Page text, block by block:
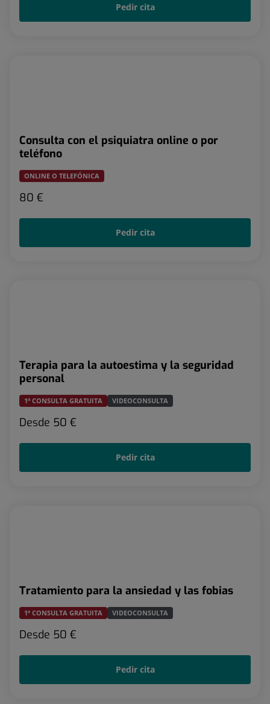
Pedir cita
Consulta con el psiquiatra online o por
teléfono
ONLINE O TELEFÓNICA
80 €
Pedir cita
Terapia para la autoestima y la seguridad
personal
1ª CONSULTA GRATUITA VIDEOCONSULTA
Desde 50 €
Pedir cita
Tratamiento para la ansiedad y las fobias
1ª CONSULTA GRATUITA VIDEOCONSULTA
Desde 50 €
Pedir cita